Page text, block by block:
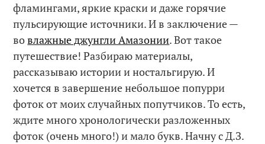
фламингами, яркие краски и даже горячие
пульсирующие источники. И в заключение —
вовлажные джунгли Амазонии. Вот такое
путешествие! Разбираю материалы,
рассказываю истории и ностальгирую. И
хочется в завершение небольшое попурри
фоток от моих случайных попутчиков. То есть,
ждите много хронологически разложенных
фоток (очень много!) и мало букв. Начну с Д.З.